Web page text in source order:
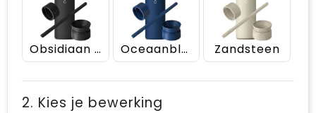
Obsidiaan zwart Oceaanblauw Zandsteen
2. Kies je bewerking